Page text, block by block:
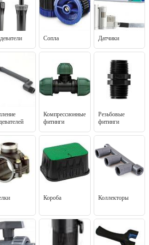
Сопла Датчики
Компрессионные
фитинги
Резьбовые
фитинги
Короба Коллекторы